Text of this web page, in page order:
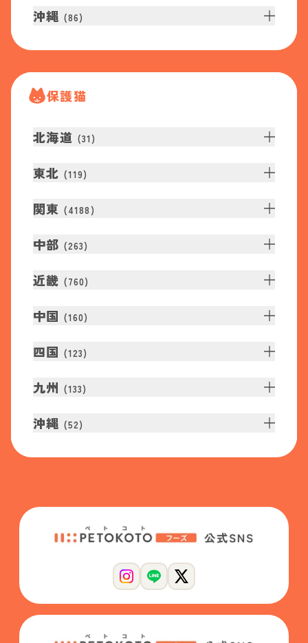
沖縄 (86)
保護猫
北海道 (31 )
東北 (119)
関東 (4188 )
中部 (263)
近畿 (760)
中国 (160)
四国 (123)
九州 (133)
沖縄 (52)